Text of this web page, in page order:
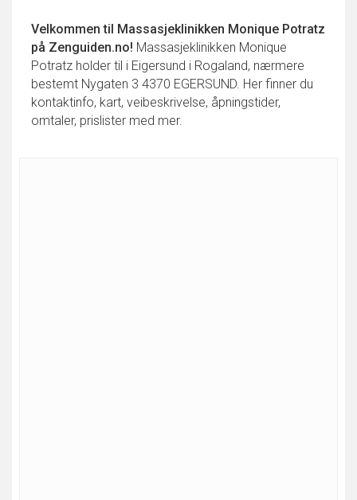
Velkommen til Massasjeklinikken Monique Potratz
på Zenguiden.no! Massasjeklinikken Monique
Potratz holder til i Eigersund i Rogaland, nærmere
bestemt Nygaten 3 4370 EGERSUND. Her finner du
kontaktinfo, kart, veibeskrivelse, åpningstider,
omtaler, prislister med mer.